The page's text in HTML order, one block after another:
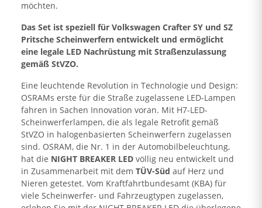
möchten.
Das Set ist speziell für Volkswagen Crafter SY und SZ
Pritsche Scheinwerfern entwickelt und ermöglicht
eine legale LED Nachrüstung mit Straßenzulassung
gemäß StVZO.
Eine leuchtende Revolution in Technologie und Design:
OSRAMs erste für die Straße zugelassene LED-Lampen
fahren in Sachen Innovation voran. Mit H7-LED-
Scheinwerferlampen, die als legale Retrofit gemäß
StVZO in halogenbasierten Scheinwerfern zugelassen
sind. OSRAM, die Nr. 1 in der Automobilbeleuchtung,
hat die NIGHT BREAKER LED völlig neu entwickelt und
in Zusammenarbeit mit dem TÜV-Süd auf Herz und
Nieren getestet. Vom Kraftfahrtbundesamt (KBA) für
viele Scheinwerfer- und Fahrzeugtypen zugelassen,